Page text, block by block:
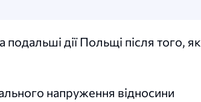
дії Польщі після того, як
напруження відносини